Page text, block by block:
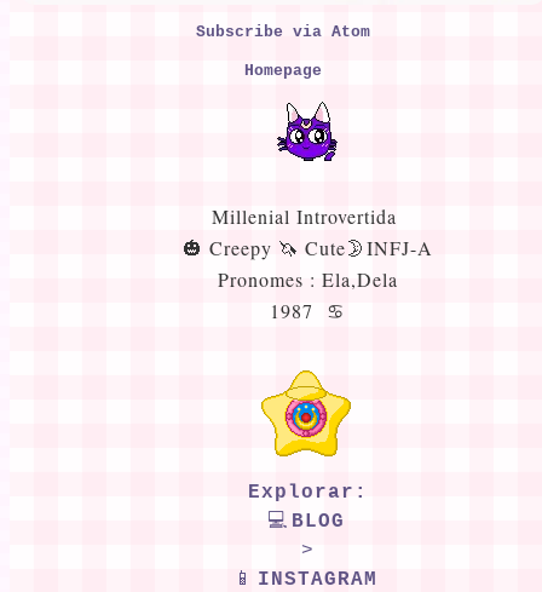
Subscribe via Atom
Homepage
Millenial Introvertida ​
🎃 Creepy 🦄 Cute🌛INFJ-A
Pronomes : Ela,Dela
1987 ♋︎
Explorar:
💻 BLOG
>
📱
INSTAGRAM